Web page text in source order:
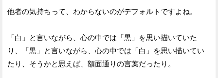
他者の気持ちって、わからないのがデフォルトですよね。
「白」と言いながら、心の中では「黒」を思い描いていた
り、「黒」と言いながら、心の中では「白」を思い描いてい
たり、そうかと思えば、額面通りの言葉だったり。